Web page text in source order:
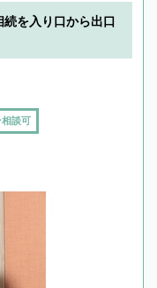
続を入り口から出口
相談可